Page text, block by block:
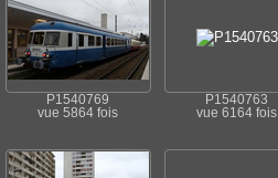
P1540769
vue 5864 fois
P1540763
vue 6164 fois